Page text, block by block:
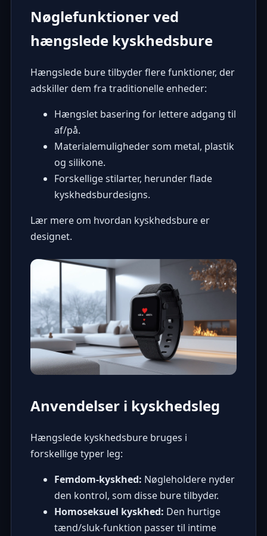
Nøglefunktioner ved
hængslede kyskhedsbure
Hængslede bure tilbyder flere funktioner, der
adskiller dem fra traditionelle enheder:
Hængslet basering for lettere adgang til
af/på.
Materialemuligheder som metal, plastik
og silikone.
Forskellige stilarter, herunder flade
kyskhedsburdesigns.
Lær mere om hvordan kyskhedsbure er
designet.
Anvendelser i kyskhedsleg
Hængslede kyskhedsbure bruges i
forskellige typer leg:
Femdom-kyskhed: Nøgleholdere nyder
den kontrol, som disse bure tilbyder.
Homoseksuel kyskhed: Den hurtige
tænd/sluk-funktion passer til intime